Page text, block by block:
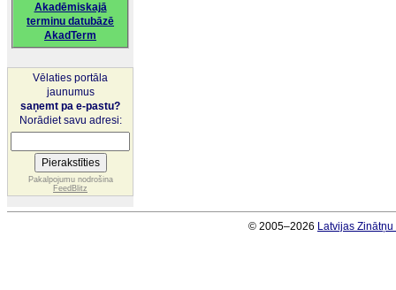
Akadēmiskajā
terminu datubāzē
AkadTerm
Vēlaties portāla
jaunumus
saņemt pa e-pastu?
Norādiet savu adresi:
Pakalpojumu nodrošina
FeedBlitz
© 2005–2026 Latvijas